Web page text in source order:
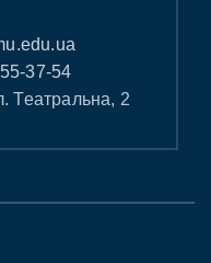
37-54
Театральна, 2